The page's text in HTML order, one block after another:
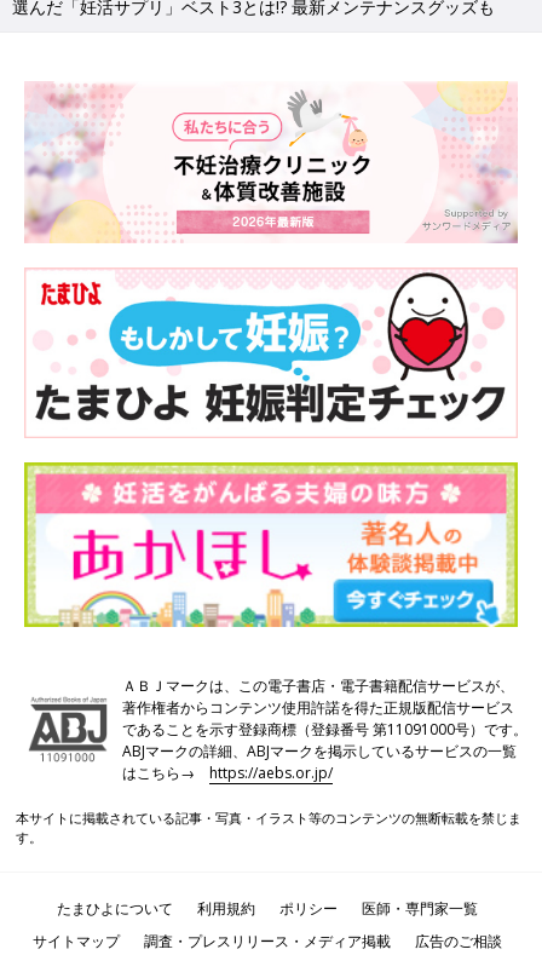
選んだ「妊活サプリ」ベスト3とは!? 最新メンテナンスグッズも
ＡＢＪマークは、この電子書店・電子書籍配信サービスが、
著作権者からコンテンツ使用許諾を得た正規版配信サービス
であることを示す登録商標（登録番号 第11091000号）です。
ABJマークの詳細、ABJマークを掲示しているサービスの一覧
はこちら→https://aebs.or.jp/
本サイトに掲載されている記事・写真・イラスト等のコンテンツの無断転載を禁じま
す。
たまひよについて 利用規約 ポリシー
医師・専門家一覧
サイトマップ
調査・プレスリリース・メディア掲載 広告のご相談